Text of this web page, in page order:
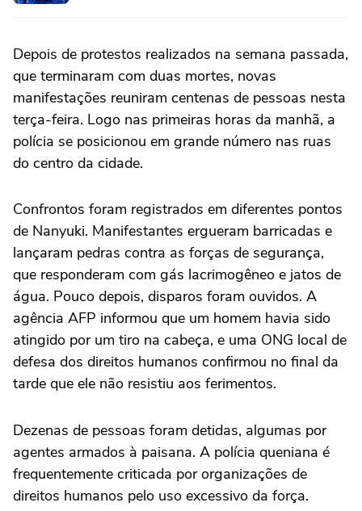
Depois de protestos realizados na semana passada,
que terminaram com duas mortes, novas
manifestações reuniram centenas de pessoas nesta
terça-feira. Logo nas primeiras horas da manhã, a
polícia se posicionou em grande número nas ruas
do centro da cidade.
Confrontos foram registrados em diferentes pontos
de Nanyuki. Manifestantes ergueram barricadas e
lançaram pedras contra as forças de segurança,
que responderam com gás lacrimogêneo e jatos de
água. Pouco depois, disparos foram ouvidos. A
agência AFP informou que um homem havia sido
atingido por um tiro na cabeça, e uma ONG local de
defesa dos direitos humanos confirmou no final da
tarde que ele não resistiu aos ferimentos.
Dezenas de pessoas foram detidas, algumas por
agentes armados à paisana. A polícia queniana é
frequentemente criticada por organizações de
direitos humanos pelo uso excessivo da força.